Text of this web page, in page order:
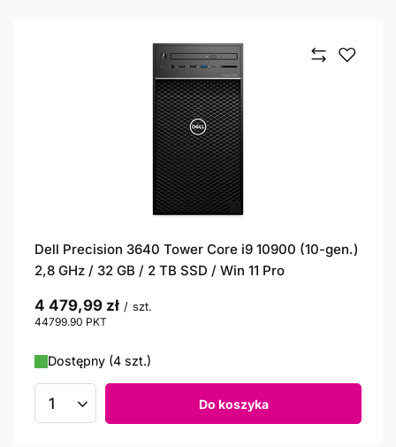
Dell Precision 3640 Tower Core i9 10900 (10-gen.)
2,8 GHz / 32 GB / 2 TB SSD / Win 11 Pro
4 479,99 zł / szt.
44799.90 PKT
Dostępny (4 szt.)
Ilość produktów Do koszyka